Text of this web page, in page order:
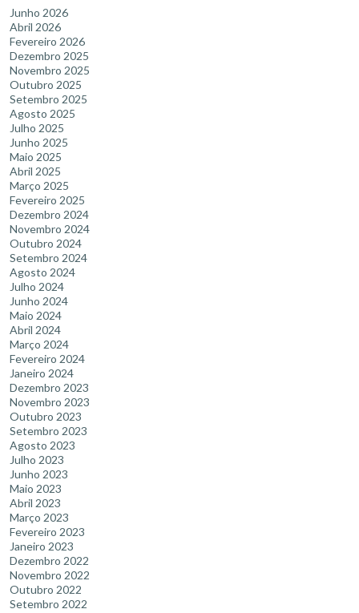
Junho 2026
Abril 2026
Fevereiro 2026
Dezembro 2025
Novembro 2025
Outubro 2025
Setembro 2025
Agosto 2025
Julho 2025
Junho 2025
Maio 2025
Abril 2025
Março 2025
Fevereiro 2025
Dezembro 2024
Novembro 2024
Outubro 2024
Setembro 2024
Agosto 2024
Julho 2024
Junho 2024
Maio 2024
Abril 2024
Março 2024
Fevereiro 2024
Janeiro 2024
Dezembro 2023
Novembro 2023
Outubro 2023
Setembro 2023
Agosto 2023
Julho 2023
Junho 2023
Maio 2023
Abril 2023
Março 2023
Fevereiro 2023
Janeiro 2023
Dezembro 2022
Novembro 2022
Outubro 2022
Setembro 2022